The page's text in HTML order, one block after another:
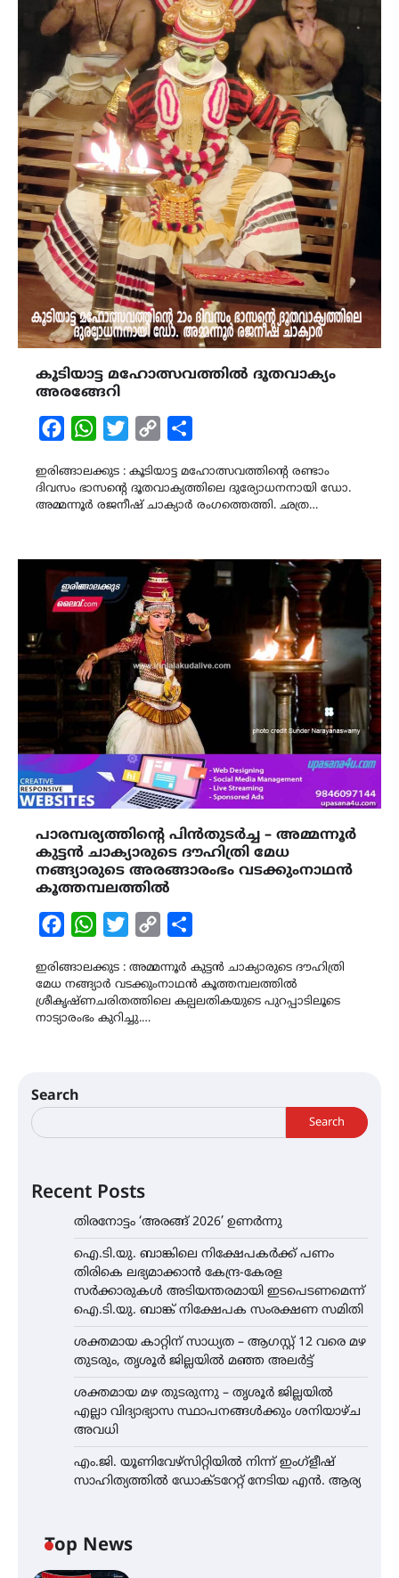
കൂടിയാട്ട മഹോത്സവത്തിൽ ദൂതവാക്യം
അരങ്ങേറി
FacebookWhatsAppTwitterCopy
ഇരിങ്ങാലക്കുട : കൂടിയാട്ട മഹോത്സവത്തിന്റെ രണ്ടാം
ദിവസം ഭാസന്റെ ദൂതവാക്യത്തിലെ ദുര്യോധനനായി ഡോ.
അമ്മന്നൂർ രജനീഷ് ചാക്യാർ രംഗത്തെത്തി. ഛത്ര…
പാരമ്പര്യത്തിന്‍റെ പിൻതുടർച്ച – അമ്മന്നൂർ
കുട്ടൻ ചാക്യാരുടെ ദൗഹിത്രി മേധ
നങ്ങ്യാരുടെ അരങ്ങാരംഭം വടക്കുംനാഥൻ
കൂത്തമ്പലത്തിൽ
FacebookWhatsAppTwitterCopy
ഇരിങ്ങാലക്കുട : അമ്മന്നൂർ കുട്ടൻ ചാക്യാരുടെ ദൗഹിത്രി
മേധ നങ്ങ്യാർ വടക്കുംനാഥൻ കൂത്തമ്പലത്തിൽ
ശ്രീകൃഷ്ണചരിതത്തിലെ കല്പലതികയുടെ പുറപ്പാടിലൂടെ
നാട്യാരംഭം കുറിച്ചു.…
Search
Search
Recent Posts
തിരനോട്ടം ‘അരങ്ങ് 2026’ ഉണർന്നു
ഐ.ടി.യു. ബാങ്കിലെ നിക്ഷേപകർക്ക് പണം
തിരികെ ലഭ്യമാക്കാൻ കേന്ദ്ര-കേരള
സർക്കാരുകൾ അടിയന്തരമായി ഇടപെടണമെന്ന്
ഐ.ടി.യു. ബാങ്ക് നിക്ഷേപക സംരക്ഷണ സമിതി
ശക്തമായ കാറ്റിന് സാധ്യത – ആഗസ്റ്റ് 12 വരെ മഴ
തുടരും, തൃശൂർ ജില്ലയിൽ മഞ്ഞ അലർട്ട്
ശക്തമായ മഴ തുടരുന്നു – തൃശൂർ ജില്ലയിൽ
എല്ലാ വിദ്യാഭ്യാസ സ്ഥാപനങ്ങൾക്കും ശനിയാഴ്ച
അവധി
എം.ജി. യൂണിവേഴ്‌സിറ്റിയിൽ നിന്ന് ഇംഗ്ളീഷ്
സാഹിത്യത്തിൽ ഡോക്ടറേറ്റ് നേടിയ എൻ. ആര്യ
Top News